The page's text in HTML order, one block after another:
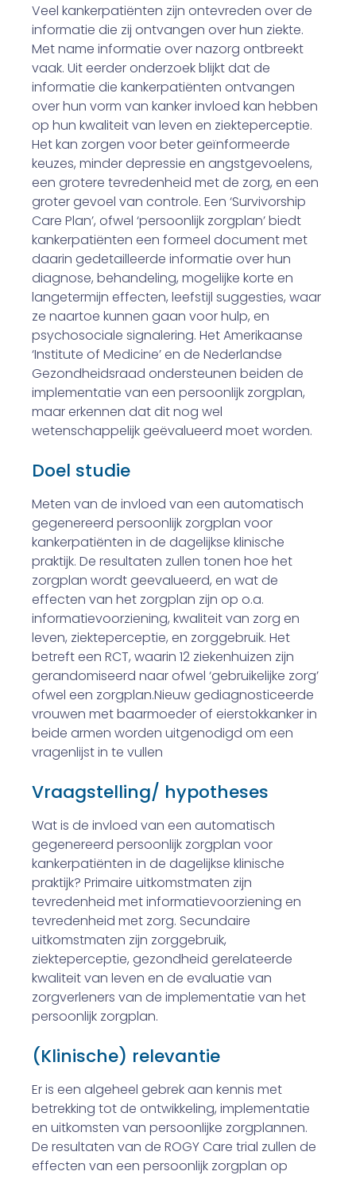
Veel kankerpatiënten zijn ontevreden over de
informatie die zij ontvangen over hun ziekte.
Met name informatie over nazorg ontbreekt
vaak. Uit eerder onderzoek blijkt dat de
informatie die kankerpatiënten ontvangen
over hun vorm van kanker invloed kan hebben
op hun kwaliteit van leven en ziekteperceptie.
Het kan zorgen voor beter geïn­formeerde
keuzes, minder depressie en angstgevoelens,
een grotere tevredenheid met de zorg, en een
groter gevoel van controle. Een ‘Survivorship
Care Plan’, ofwel ‘persoonlijk zorgplan’ biedt
kankerpatiënten een formeel document met
daarin gedetailleerde informatie over hun
diagnose, behandeling, mogelijke korte­ en
langetermijn effecten, leefstijl sugges­ties, waar
ze naartoe kunnen gaan voor hulp, en
psychosociale signalering. Het Amerikaanse
‘Institute of Medicine’ en de Nederlandse
Gezondheidsraad ondersteunen beiden de
implementatie van een persoonlijk zorgplan,
maar erken­nen dat dit nog wel
wetenschappelijk geëvalueerd moet worden.
Doel studie
Meten van de invloed van een automatisch
gegenereerd persoonlijk zorgplan voor
kankerpatiënten in de dagelijkse klinische
praktijk. De resultaten zullen tonen hoe het
zorgplan wordt geevalueerd, en wat de
effecten van het zorgplan zijn op o.a.
informatievoorziening, kwaliteit van zorg en
leven, ziekteperceptie, en zorggebruik. Het
betreft een RCT, waarin 12 ziekenhuizen zijn
gerandomiseerd naar ofwel ‘gebruikelijke zorg’
ofwel een zorgplan.Nieuw gediagnosticeer­de
vrouwen met baarmoeder­ of eierstokkanker in
beide armen worden uitgenodigd om een
vragenlijst in te vullen
Vraagstelling/ hypotheses
Wat is de invloed van een automatisch
gegenereerd persoonlijk zorgplan voor
kankerpatiënten in de dagelijkse klini­sche
praktijk? Primaire uitkomstmaten zijn
tevredenheid met informatievoorziening en
tevredenheid met zorg. Se­cundaire
uitkomstmaten zijn zorggebruik,
ziekteperceptie, gezondheid gerelateerde
kwaliteit van leven en de evalu­atie van
zorgverleners van de implementatie van het
persoonlijk zorgplan.
(Klinische) relevantie
Er is een algeheel gebrek aan kennis met
betrekking tot de ontwikkeling, implementatie
en uitkomsten van persoonlijke zorgplannen.
De resultaten van de ROGY Care trial zullen de
effecten van een persoonlijk zorgplan op